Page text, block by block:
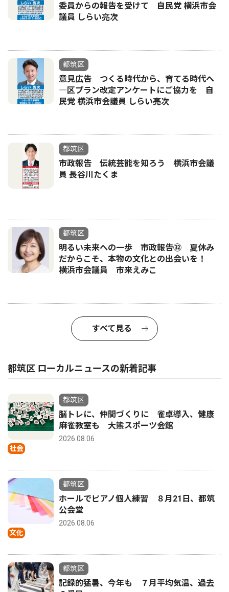
委員からの報告を受けて 自民党 横浜市会
議員 しらい亮次
都筑区
意見広告 つくる時代から、育てる時代へ
―区プラン改定アンケートにご協力を 自
民党 横浜市会議員 しらい亮次
都筑区
市政報告 伝統芸能を知ろう 横浜市会議
員 長谷川たくま
都筑区
明るい未来への一歩 市政報告㉜ 夏休み
だからこそ、本物の文化との出会いを！
横浜市会議員 市来えみこ
すべて見る
都筑区 ローカルニュースの新着記事
社会
都筑区
脳トレに、仲間づくりに 雀卓導入、健康
麻雀教室も 大熊スポーツ会館
2026.08.06
文化
都筑区
ホールでピアノ個人練習 ８月21日、都筑
公会堂
2026.08.06
都筑区
記録的猛暑、今年も ７月平均気温、過去